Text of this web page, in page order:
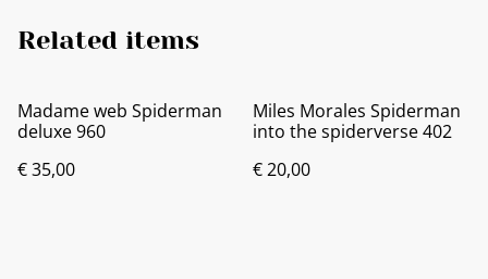
Related items
Madame web Spiderman
deluxe 960
€ 35,00
Miles Morales Spiderman
into the spiderverse 402
€ 20,00